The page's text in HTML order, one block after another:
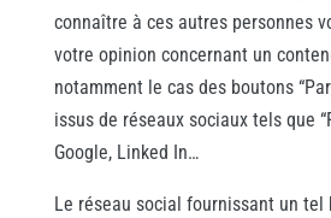
connaître à ces autres personnes
votre opinion concernant un
notamment le cas des boutons
issus de réseaux sociaux tels que
Google, Linked In…
Le réseau social fournissant un